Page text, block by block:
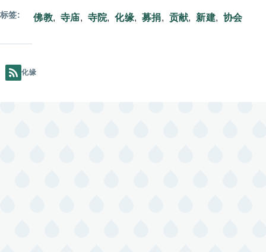
标签 佛教 寺庙 寺院 化缘 募捐 贡献 新建 协会
化缘